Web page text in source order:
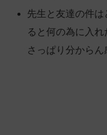
先生と友達の件
ると何の為に入
さっぱり分からん